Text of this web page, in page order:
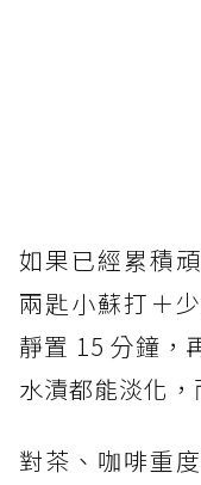
如果已經累積
兩匙小蘇打＋
靜置 15 分鐘，
水漬都能淡化，
對茶、咖啡重